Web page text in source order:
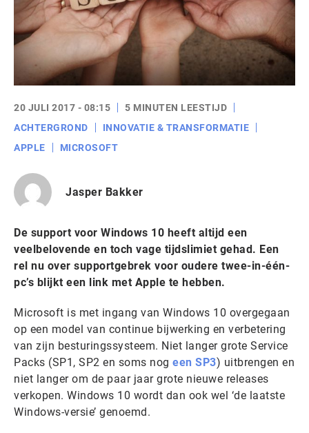
20 JULI 2017 - 08:15
5 MINUTEN LEESTIJD
ACHTERGROND
INNOVATIE & TRANSFORMATIE
APPLE
MICROSOFT
Jasper Bakker
De support voor Windows 10 heeft altijd een
veelbelovende en toch vage tijdslimiet gehad. Een
rel nu over supportgebrek voor oudere twee-in-één-
pc’s blijkt een link met Apple te hebben.
Microsoft is met ingang van Windows 10 overgegaan
op een model van continue bijwerking en verbetering
van zijn besturingssysteem. Niet langer grote Service
Packs (SP1, SP2 en soms nog een SP3) uitbrengen en
niet langer om de paar jaar grote nieuwe releases
verkopen. Windows 10 wordt dan ook wel ‘de laatste
Windows-versie’ genoemd.